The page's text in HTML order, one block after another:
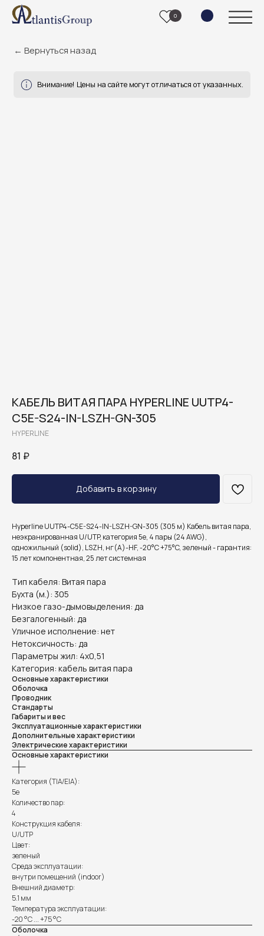
0
КАБЕЛЬ ВИТАЯ ПАРА HYPERLINE UUTP4-
C5E-S24-IN-LSZH-GN-305
HYPERLINE
81 ₽
Добавить в корзину
Hyperline UUTP4-C5E-S24-IN-LSZH-GN-305 (305 м) Кабель витая пара,
неэкранированная U/UTP, категория 5e, 4 пары (24 AWG),
одножильный (solid), LSZH, нг(А)-HF, -20°C +75°C, зеленый - гарантия:
15 лет компонентная, 25 лет системная
Тип кабеля: Витая пара
Бухта (м.): 305
Низкое газо-дымовыделения: да
Безгалогенный: да
Уличное исполнение: нет
Нетоксичность: да
Параметры жил: 4x0,51
Категория: кабель витая пара
Основные характеристики
Оболочка
Проводник
Стандарты
Габариты и вес
Эксплуатационные характеристики
Дополнительные характеристики
Электрические характеристики
Основные характеристики
Категория (TIA/EIA):
5e
Количество пар:
4
Конструкция кабеля:
U/UTP
Цвет:
зеленый
Среда эксплуатации:
внутри помещений (indoor)
Внешний диаметр:
5.1 мм
Температура эксплуатации:
-20 °C ... +75 °C
Оболочка